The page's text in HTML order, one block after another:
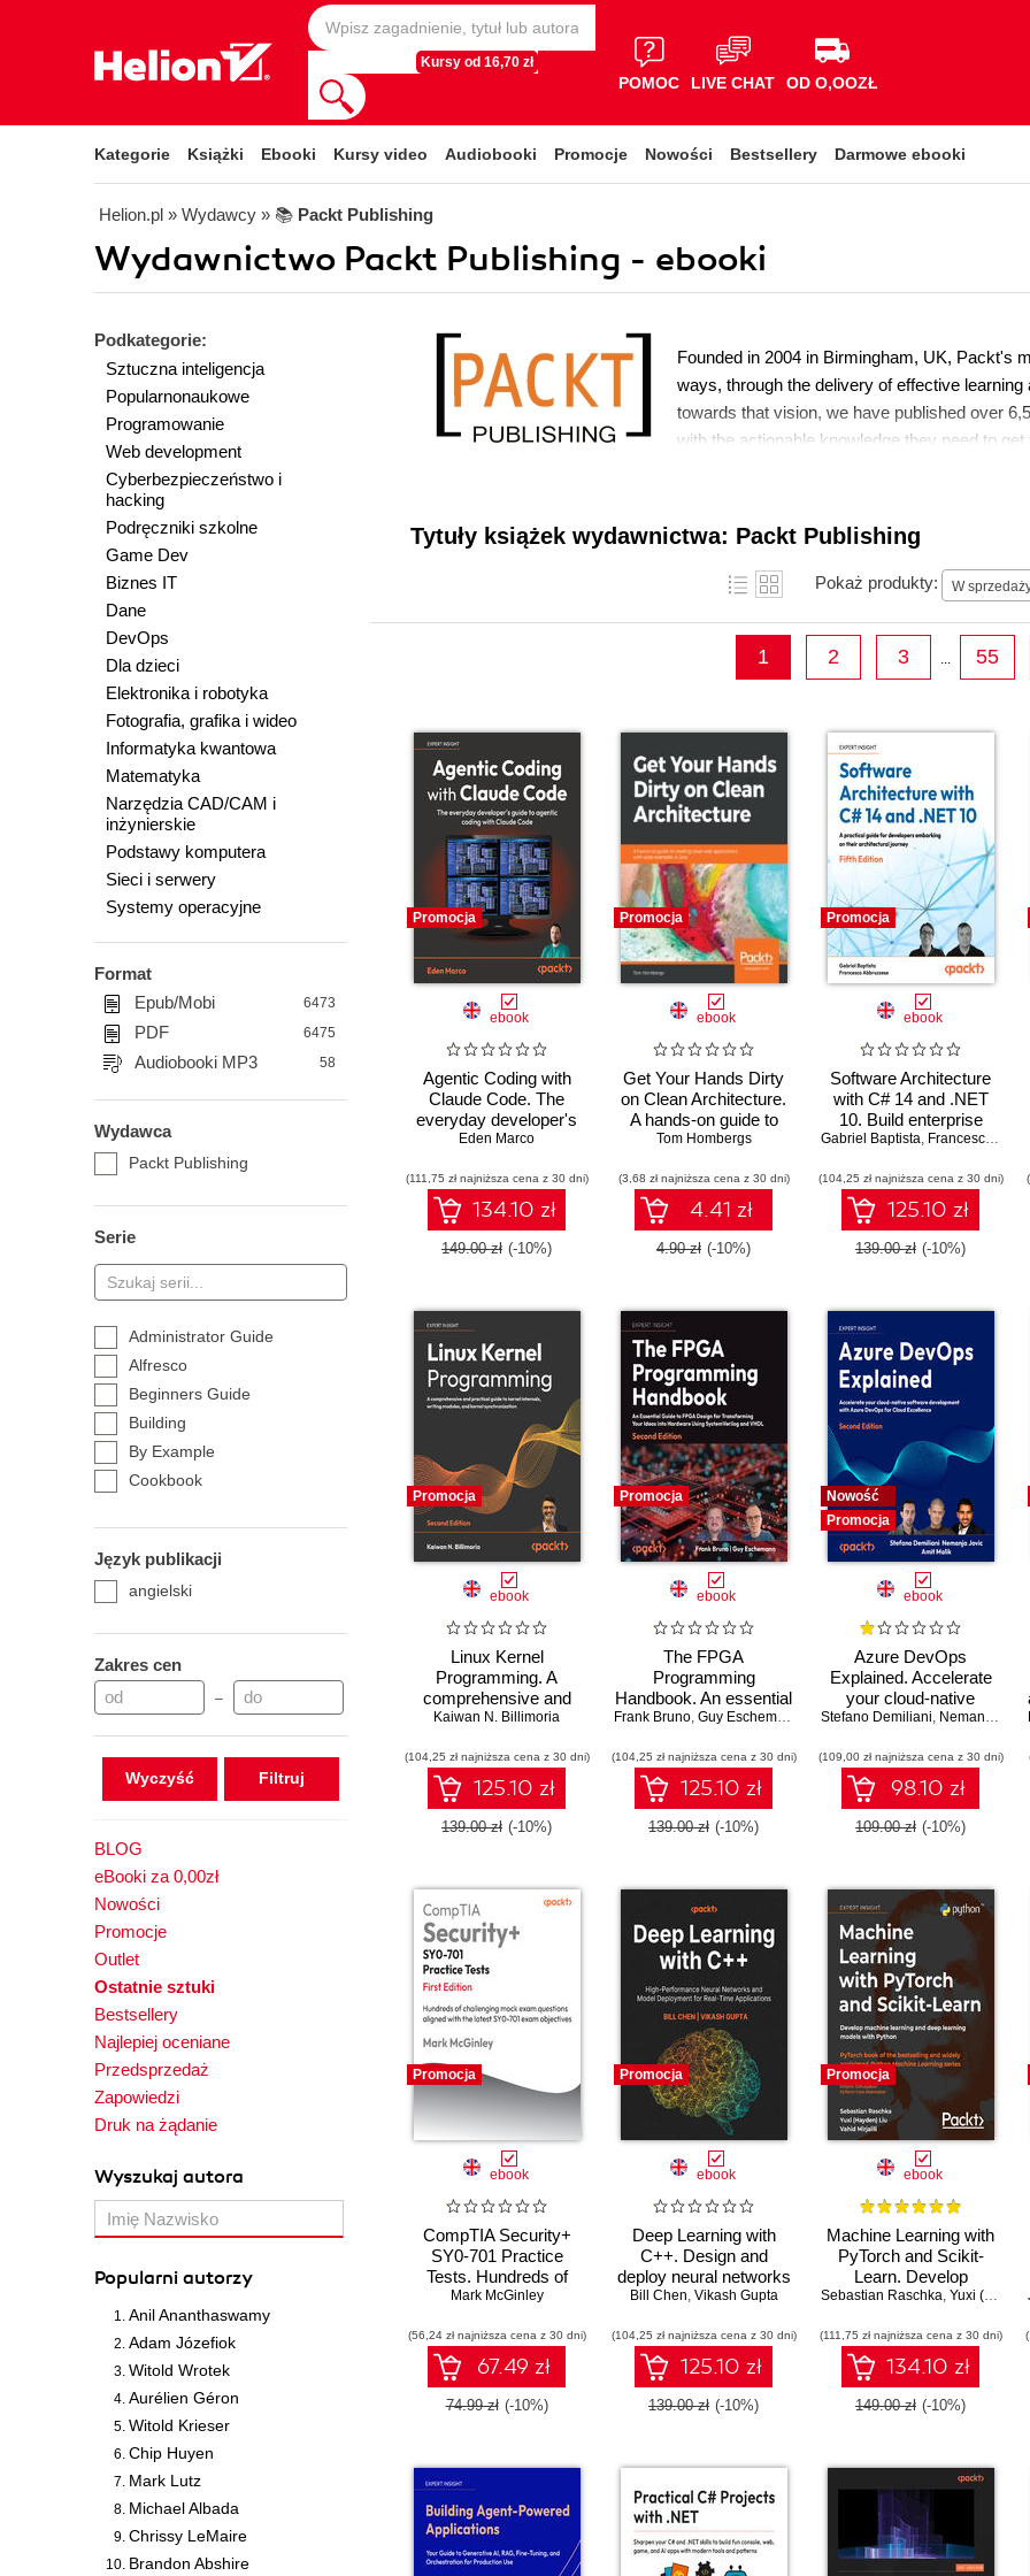
Kursy od 16,70 zł
POMOC LIVE CHAT OD O,OOZŁ
Kategorie Książki Ebooki Kursy video Audiobooki Promocje Nowości Bestsellery Darmowe ebooki
Helion.pl » Wydawcy » 📚 Packt Publishing
Wydawnictwo Packt Publishing - ebooki
Podkategorie:
Sztuczna inteligencja
Popularnonaukowe
Programowanie
Web development
Cyberbezpieczeństwo i
hacking
Podręczniki szkolne
Game Dev
Biznes IT
Dane
DevOps
Dla dzieci
Elektronika i robotyka
Fotografia, grafika i wideo
Informatyka kwantowa
Matematyka
Narzędzia CAD/CAM i
inżynierskie
Podstawy komputera
Sieci i serwery
Systemy operacyjne
Format
Epub/Mobi
6473
PDF 6475
Audiobooki MP3 58
Wydawca
Packt Publishing
Serie
Administrator Guide
Alfresco
Beginners Guide
Building
By Example
Cookbook
Hands-on
How-to
Mastering
Other Role Guide
Practical
Projects
Język publikacji
angielski
Zakres cen
–
Wyczyść
BLOG
eBooki za 0,00zł
Nowości
Promocje
Outlet
Ostatnie sztuki
Bestsellery
Najlepiej oceniane
Przedsprzedaż
Zapowiedzi
Druk na żądanie
Wyszukaj autora
Popularni autorzy
Anil Ananthaswamy
Adam Józefiok
Witold Wrotek
Aurélien Géron
Witold Krieser
Chip Huyen
Mark Lutz
Michael Albada
Chrissy LeMaire
Brandon Abshire
Founded in 2004 in Birmingham, UK, Packt's
ways, through the delivery of effective
towards that vision, we have published over
with the actionable knowledge they need to
emerging technology or optimizing key skills
projects become household names along the
Tytuły książek wydawnictwa: Packt Publishing
Pokaż produkty: W
1 2 3 ... 55
Promocja
ebook
Agentic Coding with
Claude Code. The
everyday developer's
guide to agentic coding
Eden Marco
(111,75 zł najniższa cena z 30 dni)
134.10 zł
149.00 zł (-10%)
Promocja
ebook
Get Your Hands Dirty
on Clean Architecture.
A hands-on guide to
creating clean web
examples in Java
Tom Hombergs
(3,68 zł najniższa cena z 30 dni)
4.41 zł
4.90 zł (-10%)
Promocja
ebook
Software Architecture
with C# 14 and .NET
10. Build enterprise
applications using
DevSecOps, EF Core,
and design patterns for
Azure - Fifth Edition
Gabriel Baptista, Francesco Abbruzzese
(104,25 zł najniższa cena z 30 dni)
125.10 zł
139.00 zł (-10%)
Promocja
ebook
Linux Kernel
Programming. A
comprehensive and
practical guide to kernel
modules, and kernel
synchronization -
Second Edition
Kaiwan N. Billimoria
(104,25 zł najniższa cena z 30 dni)
125.10 zł
139.00 zł (-10%)
Promocja
ebook
The FPGA
Programming
Handbook. An essential
guide to FPGA design
into hardware using
SystemVerilog and
VHDL - Second Edition
Frank Bruno, Guy Eschemann
(104,25 zł najniższa cena z 30 dni)
125.10 zł
139.00 zł (-10%)
Nowość
Promocja
ebook
Azure DevOps
Explained. Accelerate
your cloud-native
software development
Cloud Excellence -
Second Edition
Stefano Demiliani, Nemanja Jovic
(109,00 zł najniższa cena z 30 dni)
98.10 zł
109.00 zł (-10%)
Promocja
ebook
CompTIA Security+
SY0-701 Practice
Tests. Hundreds of
challenging mock exam
the latest SY0-701
exam objectives
Mark McGinley
(56,24 zł najniższa cena z 30 dni)
67.49 zł
74.99 zł (-10%)
Promocja
ebook
Deep Learning with
C++. Design and
deploy neural networks
using CUDA for high-
Bill Chen, Vikash Gupta
(104,25 zł najniższa cena z 30 dni)
125.10 zł
139.00 zł (-10%)
Promocja
ebook
Machine Learning with
PyTorch and Scikit-
Learn. Develop
machine learning and
with Python
Sebastian Raschka, Yuxi (Hayden) Liu
(111,75 zł najniższa cena z 30 dni)
134.10 zł
149.00 zł (-10%)